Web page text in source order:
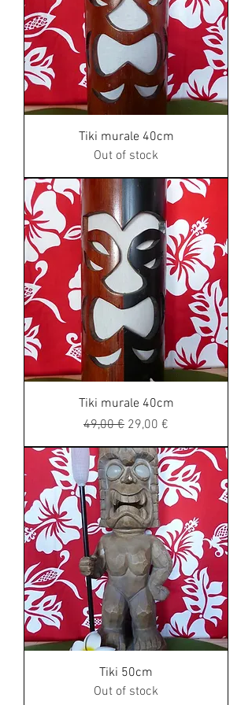
Tiki murale 40cm
Out of stock
Tiki murale 40cm
Regular Price
49,00 € Sale Price
29,00 €
Tiki 50cm
Out of stock